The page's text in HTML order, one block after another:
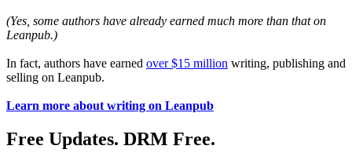
(Yes, some authors have already earned much more than that on
Leanpub.)
In fact, authors have earned over $15 million writing, publishing and
selling on Leanpub.
Learn more about writing on Leanpub
Free Updates. DRM Free.